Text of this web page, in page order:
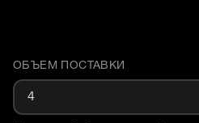
Доставка и объем поставки
ОБЪЕМ ПОСТАВКИ